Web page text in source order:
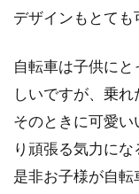
デザインもとても
自転車は子供に
しいですが、乗れ
そのときに可愛い
り頑張る気力にな
是非お子様が自